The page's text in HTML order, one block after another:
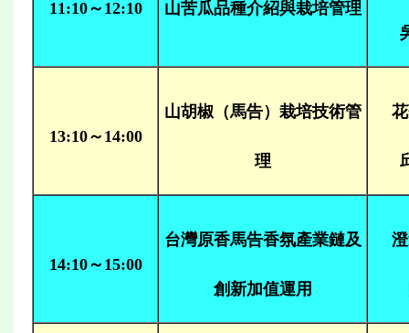
11:10～12:10 山苦瓜品種介紹與栽培管理
13:10～14:00
山胡椒（馬告）栽培技術管
理
14:10～15:00
台灣原香馬告香氛產業鏈及
創新加值運用